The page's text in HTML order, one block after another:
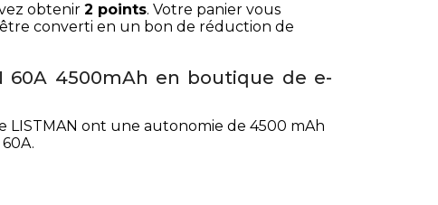
obtenir 2 points. Votre panier vous
converti en un bon de réduction de
60A 4500mAh en boutique de e-
LISTMAN ont une autonomie de 4500 mAh
60A.